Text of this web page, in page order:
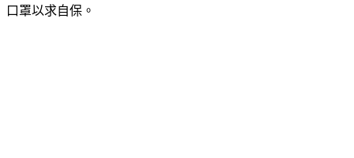
品質測試，確定暫時不需撤離周圍地區居民，但居民自主配戴